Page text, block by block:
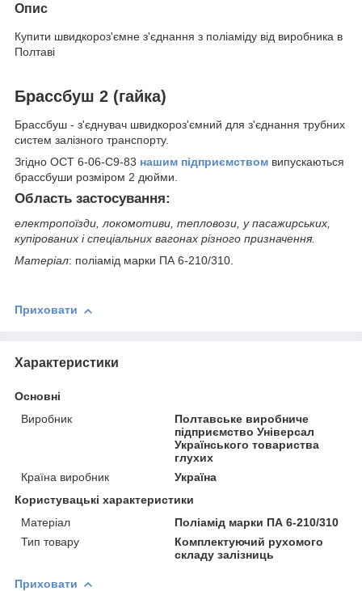
Опис
Купити швидкороз'ємне з'єднання з поліаміду від виробника в
Полтаві
Брассбуш 2 (гайка)
Брассбуш - з'єднувач швидкороз'ємний для з'єднання трубних
систем залізного транспорту.
Згідно ОСТ 6-06-С9-83 нашим підприємством випускаються
брассбуши розміром 2 дюйми.
Область застосування:
електропоїзди, локомотиви, тепловози, у пасажирських,
купірованих і спеціальних вагонах різного призначення.
Матеріал: поліамід марки ПА 6-210/310.
Приховати
Характеристики
Основні
Виробник
Полтавське виробниче
підприємство Універсал
Українського товариства
глухих
Країна виробник
Україна
Користувацькі характеристики
Матеріал
Поліамід марки ПА 6-210/310
Тип товару
Комплектуючий рухомого
складу залізниць
Приховати